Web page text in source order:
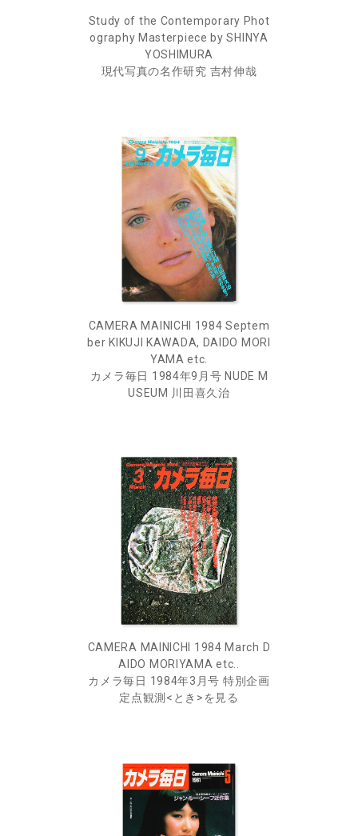
Study of the Contemporary Phot
ography Masterpiece by SHINYA
YOSHIMURA
現代写真の名作研究 吉村伸哉
CAMERA MAINICHI 1984 Septem
ber KIKUJI KAWADA, DAIDO MORI
YAMA etc.
カメラ毎日 1984年9月号 NUDE M
USEUM 川田喜久治
CAMERA MAINICHI 1984 March D
AIDO MORIYAMA etc..
カメラ毎日 1984年3月号 特別企画
定点観測<とき>を見る